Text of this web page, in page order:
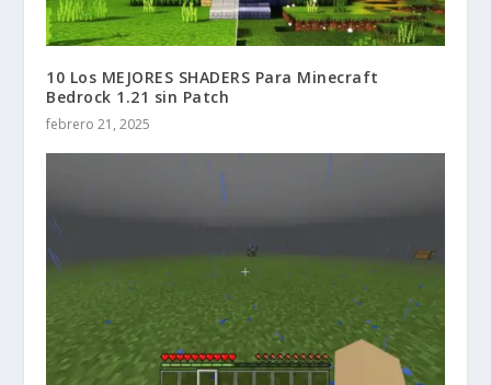
10 Los MEJORES SHADERS Para Minecraft
Bedrock 1.21 sin Patch
febrero 21, 2025